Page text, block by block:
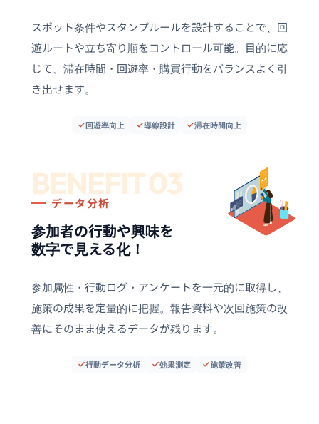
スポット条件やスタンプルールを設計することで、回
遊ルートや立ち寄り順をコントロール可能。目的に応
じて、滞在時間・回遊率・購買行動をバランスよく引
き出せます。
回遊率向上 導線設計 滞在時間向上
BENEFIT 03
データ分析
参加者の行動や興味を
数字で見える化！
参加属性・行動ログ・アンケートを一元的に取得し、
施策の成果を定量的に把握。報告資料や次回施策の改
善にそのまま使えるデータが残ります。
行動データ分析 効果測定 施策改善